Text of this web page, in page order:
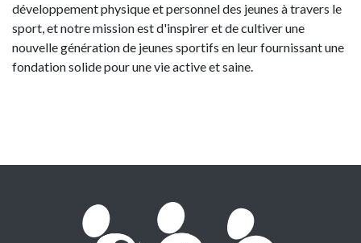
développement physique et personnel des jeunes à travers le
sport, et notre mission est d'inspirer et de cultiver une
nouvelle génération de jeunes sportifs en leur fournissant une
fondation solide pour une vie active et saine.